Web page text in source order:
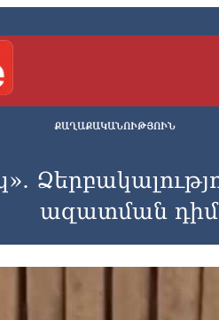
ՔԱՂԱՔԱԿԱՆՈՒԹՅՈՒՆ
ազատման